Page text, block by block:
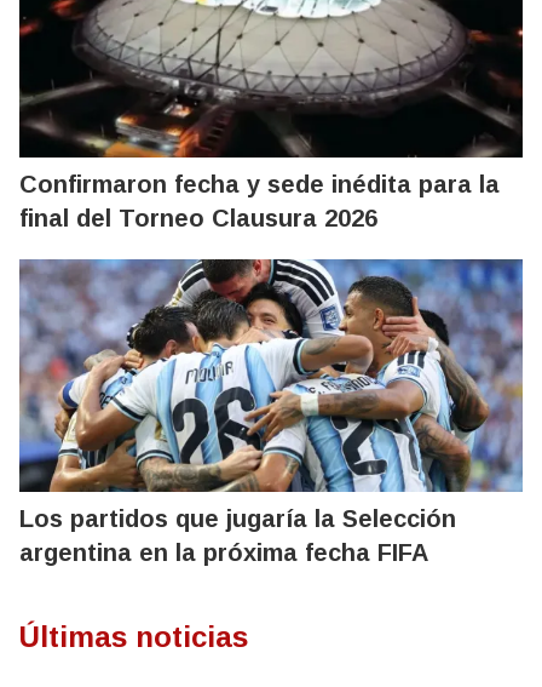
Confirmaron fecha y sede inédita para la
final del Torneo Clausura 2026
Los partidos que jugaría la Selección
argentina en la próxima fecha FIFA
Últimas noticias